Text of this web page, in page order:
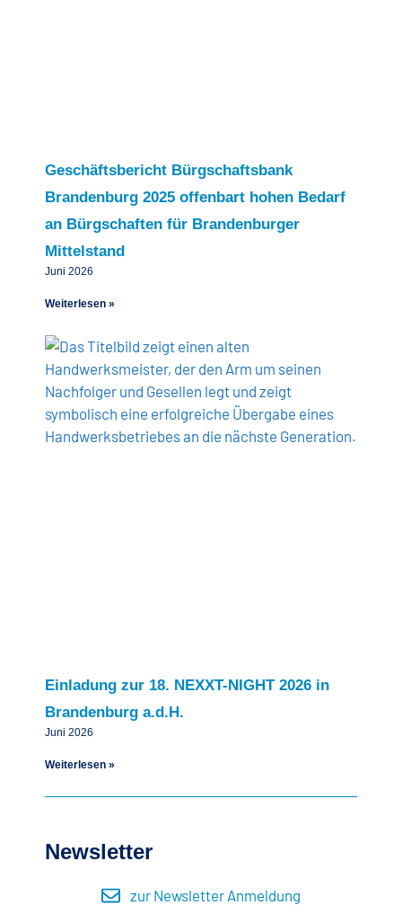
Geschäftsbericht Bürgschaftsbank
Brandenburg 2025 offenbart hohen Bedarf
an Bürgschaften für Brandenburger
Mittelstand
Juni 2026
Weiterlesen »
Einladung zur 18. NEXXT-NIGHT 2026 in
Brandenburg a.d.H.
Juni 2026
Weiterlesen »
Newsletter
zur Newsletter Anmeldung